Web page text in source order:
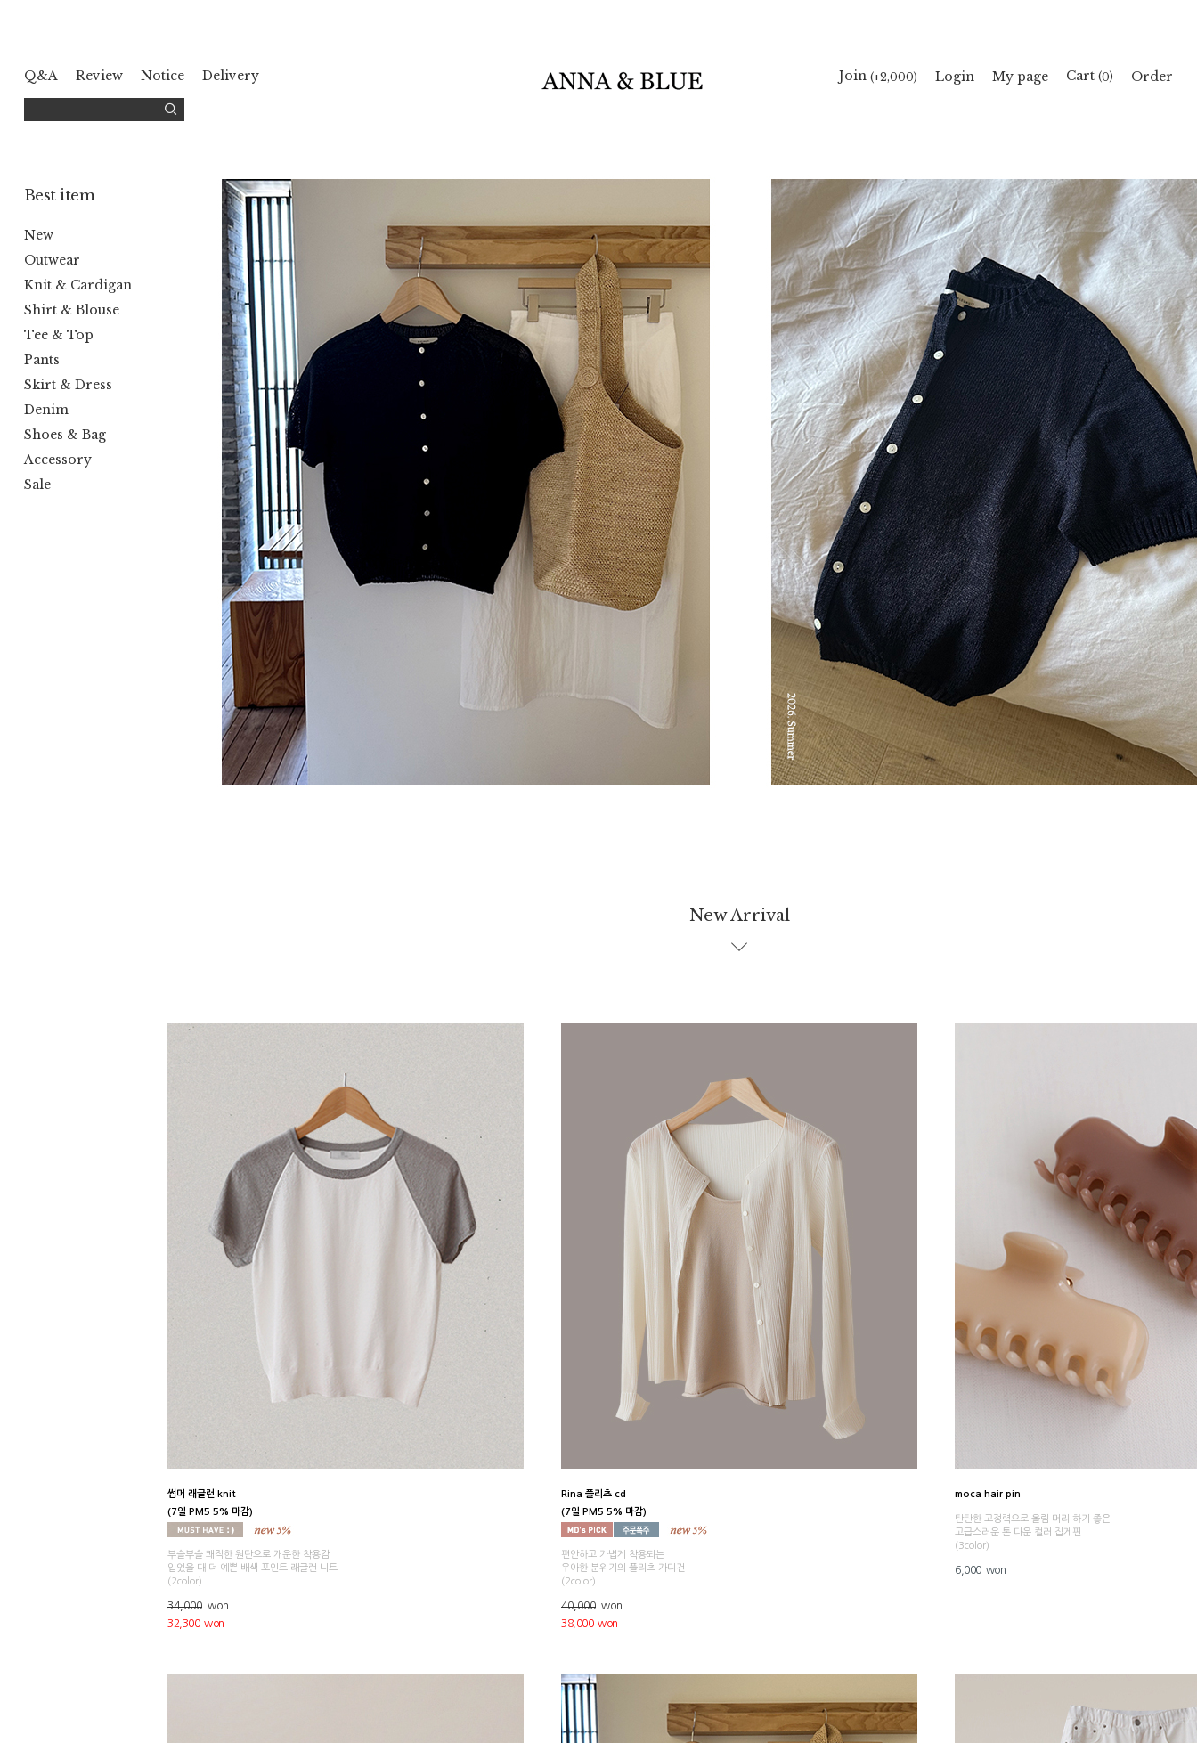
Q&A Review Notice Delivery Join(+2,000) Login My page Cart(0) Order
Best item
New
Outwear
Knit & Cardigan
Shirt & Blouse
Tee & Top
Pants
Skirt & Dress
Denim
Shoes & Bag
Accessory
Sale
New Arrival
썸머 래글런 knit
(7일 PM5 5% 마감)
부슬부슬 쾌적한 원단으로 개운한 착용감
입었을 때 더 예쁜 배색 포인트 래글런 니트
(2color)
34,000 won
32,300 won
Rina 플리츠 cd
(7일 PM5 5% 마감)
편안하고 가볍게 착용되는
우아한 분위기의 플리츠 가디건
(2color)
40,000 won
38,000 won
moca hair pin
탄탄한 고정력으로 올림 머리 하기 좋은
고급스러운 톤 다운 컬러 집게핀
(3color)
6,000 won